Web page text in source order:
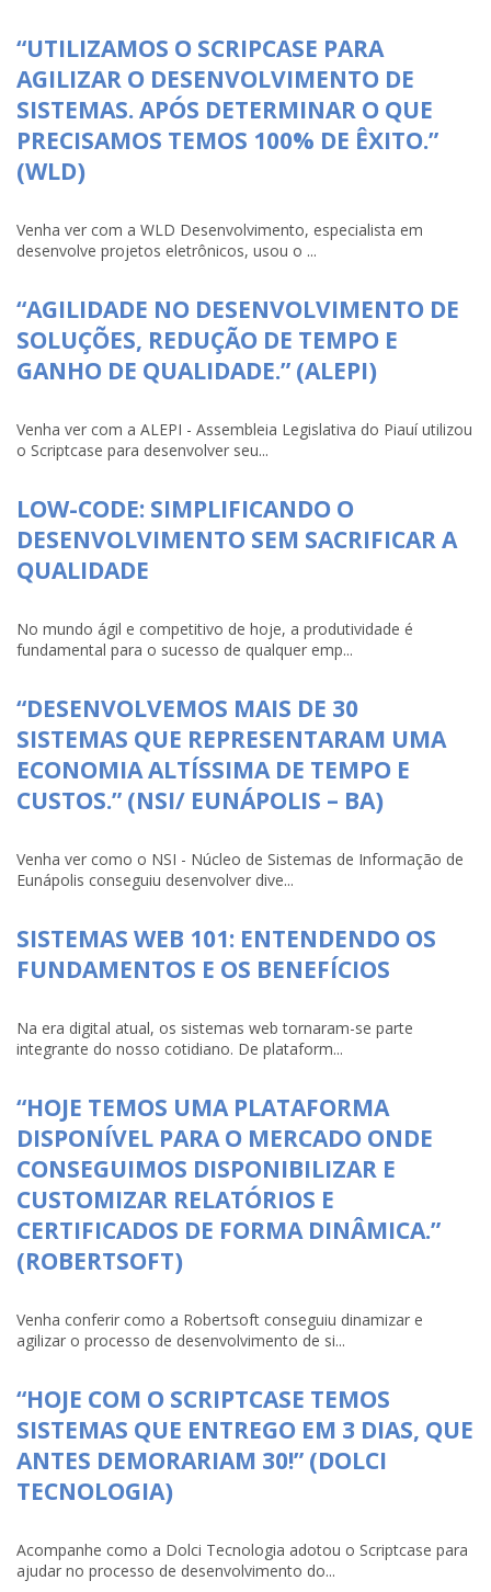
“UTILIZAMOS O SCRIPCASE PARA
AGILIZAR O DESENVOLVIMENTO DE
SISTEMAS. APÓS DETERMINAR O QUE
PRECISAMOS TEMOS 100% DE ÊXITO.”
(WLD)
Venha ver com a WLD Desenvolvimento, especialista em
desenvolve projetos eletrônicos, usou o ...
“AGILIDADE NO DESENVOLVIMENTO DE
SOLUÇÕES, REDUÇÃO DE TEMPO E
GANHO DE QUALIDADE.” (ALEPI)
Venha ver com a ALEPI - Assembleia Legislativa do Piauí utilizou
o Scriptcase para desenvolver seu...
LOW-CODE: SIMPLIFICANDO O
DESENVOLVIMENTO SEM SACRIFICAR A
QUALIDADE
No mundo ágil e competitivo de hoje, a produtividade é
fundamental para o sucesso de qualquer emp...
“DESENVOLVEMOS MAIS DE 30
SISTEMAS QUE REPRESENTARAM UMA
ECONOMIA ALTÍSSIMA DE TEMPO E
CUSTOS.” (NSI/ EUNÁPOLIS – BA)
Venha ver como o NSI - Núcleo de Sistemas de Informação de
Eunápolis conseguiu desenvolver dive...
SISTEMAS WEB 101: ENTENDENDO OS
FUNDAMENTOS E OS BENEFÍCIOS
Na era digital atual, os sistemas web tornaram-se parte
integrante do nosso cotidiano. De plataform...
“HOJE TEMOS UMA PLATAFORMA
DISPONÍVEL PARA O MERCADO ONDE
CONSEGUIMOS DISPONIBILIZAR E
CUSTOMIZAR RELATÓRIOS E
CERTIFICADOS DE FORMA DINÂMICA.”
(ROBERTSOFT)
Venha conferir como a Robertsoft conseguiu dinamizar e
agilizar o processo de desenvolvimento de si...
“HOJE COM O SCRIPTCASE TEMOS
SISTEMAS QUE ENTREGO EM 3 DIAS, QUE
ANTES DEMORARIAM 30!” (DOLCI
TECNOLOGIA)
Acompanhe como a Dolci Tecnologia adotou o Scriptcase para
ajudar no processo de desenvolvimento do...